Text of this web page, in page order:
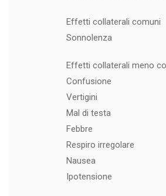
Effetti collaterali comuni
Sonnolenza
Effetti collaterali meno
Confusione
Vertigini
Mal di testa
Febbre
Respiro irregolare
Nausea
Ipotensione